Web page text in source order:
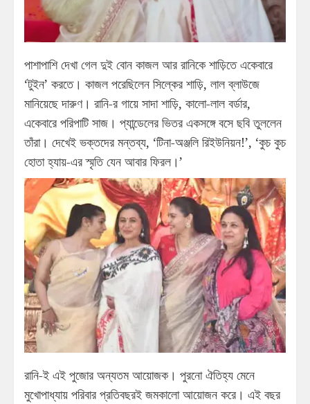
পাশাপাশি দেখা গেল দুই বোন কাজল আর রানিকে শাড়িতে একেবারে
‘টুইন’ করতে। কাজল পরেছিলেন সিল্কের শাড়ি, লাল ব্লাউজে
মানিয়েছে দারুণ। রানি-র গায়ে সাদা শাড়ি, কালো-লাল বর্ডার,
একেবারে পরিপাটি সাজ। প্যান্ডেলের ভিতর একসঙ্গে বসে ছবি তুললেন
তাঁরা। দেখেই ভক্তদের মন্তব্য, ‘টিনা-অঞ্জলি রিইউনিয়ন!’, ‘কুচ কুচ
হোতা হ্যায়-এর স্মৃতি যেন আবার ফিরল।’
রানি-ই এই পুজোর অন্যতম আয়োজক। পুরনো ঐতিহ্য মেনে
মুখোপাধ্যায় পরিবার প্রতিবছরই জমকালো আয়োজন করে। এই বছর